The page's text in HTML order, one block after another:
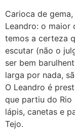
Carioca de
Leandro: o maior
temos a certeza
escutar (não o
ser bem
larga por nada,
O Leandro é
que partiu do Rio
lápis, canetas e
Tejo.